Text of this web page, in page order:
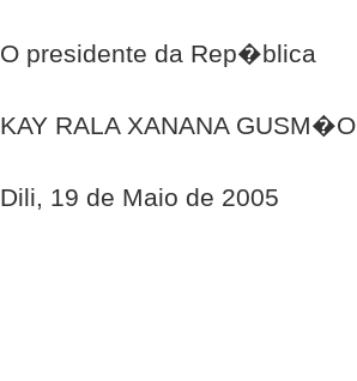
O presidente da Rep�blica
KAY RALA XANANA GUSM�O
Dili, 19 de Maio de 2005